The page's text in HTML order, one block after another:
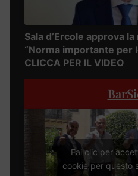
Sala d’Ercole approva
“Norma importante per
CLICCA PER IL VIDEO
Fai clic per
cookie per questo